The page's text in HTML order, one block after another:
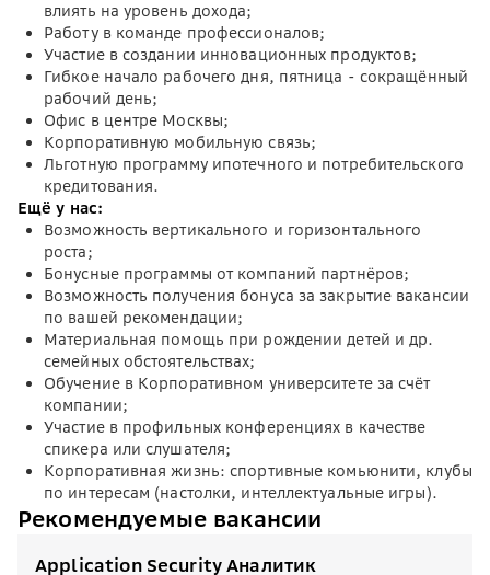
влиять на уровень дохода;
Работу в команде профессионалов;
Участие в создании инновационных продуктов;
Гибкое начало рабочего дня, пятница - сокращённый
рабочий день;
Офис в центре Москвы;
Корпоративную мобильную связь;
Льготную программу ипотечного и потребительского
кредитования.
Ещё у нас:
Возможность вертикального и горизонтального
роста;
Бонусные программы от компаний партнёров;
Возможность получения бонуса за закрытие вакансии
по вашей рекомендации;
Материальная помощь при рождении детей и др.
семейных обстоятельствах;
Обучение в Корпоративном университете за счёт
компании;
Участие в профильных конференциях в качестве
спикера или слушателя;
Корпоративная жизнь: спортивные комьюнити, клубы
по интересам (настолки, интеллектуальные игры).
Рекомендуемые вакансии
Application Security Аналитик